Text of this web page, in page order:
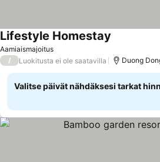
Aamiaismajoitus
Lifestyle Homestay
/ Luokitusta ei ole saatavilla Duong
Valitse päivät nähdäksesi tarkat